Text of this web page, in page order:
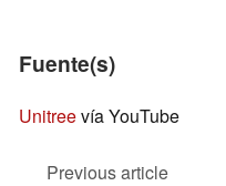
Fuente(s)
Unitreevía YouTube
Previous article